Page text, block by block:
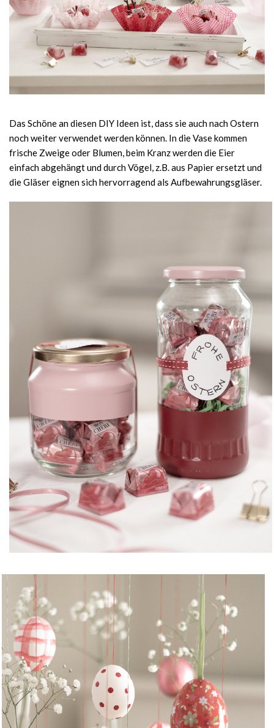
Das Schöne an diesen DIY Ideen ist, dass sie auch nach Ostern
noch weiter verwendet werden können. In die Vase kommen
frische Zweige oder Blumen, beim Kranz werden die Eier
einfach abgehängt und durch Vögel, z.B. aus Papier ersetzt und
die Gläser eignen sich hervorragend als Aufbewahrungsgläser.